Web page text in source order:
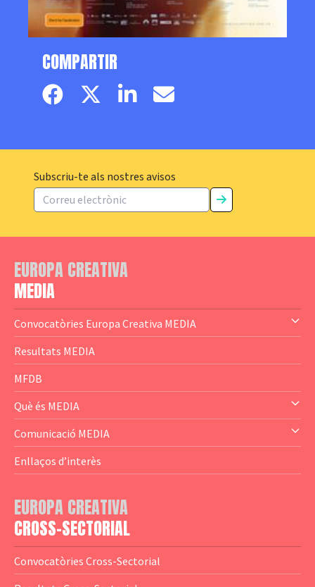
COMPARTIR
Facebook pageTwitter page
LinkedinEmail
Subscriu-te als nostres avisos
EUROPA CREATIVA
MEDIA
Convocatòries Europa Creativa MEDIA
— Content Cluster
— Business Cluster
— Audience Cluster
— Altres
Resultats MEDIA
MFDB
Què és MEDIA
— El subprograma MEDIA
— Agència Executiva
— Logotips
Comunicació MEDIA
— Estrenes a Catalunya
— Notícies
— Publicacions
— Guies MEDIA
Enllaços d’interès
EUROPA CREATIVA
CROSS-SECTORIAL
Convocatòries Cross-Sectorial